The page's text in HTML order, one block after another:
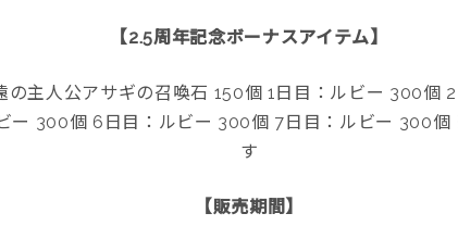
【2.5周年記念ボーナスアイテム】
主人公アサギの召喚石 150個 1日目：ルビー 300個
ー 300個 6日目：ルビー 300個 7日目：ルビー 300
す
【販売期間】